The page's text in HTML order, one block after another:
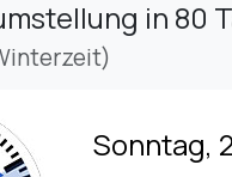
in 80
Sonntag,